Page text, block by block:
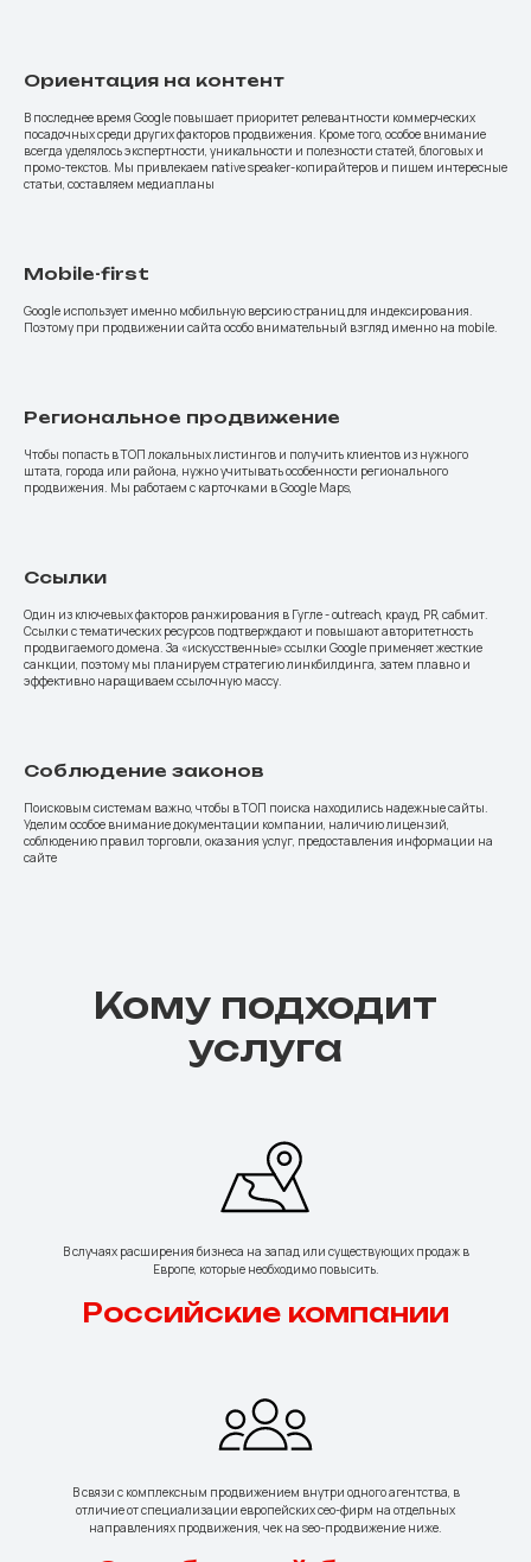
Ориентация на контент
В последнее время Google повышает приоритет релевантности коммерческих
посадочных среди других факторов продвижения. Кроме того, особое внимание
всегда уделялось экспертности, уникальности и полезности статей, блоговых и
промо-текстов. Мы привлекаем native speaker-копирайтеров и пишем интересные
статьи, составляем медиапланы
Mobile-first
Google использует именно мобильную версию страниц для индексирования.
Поэтому при продвижении сайта особо внимательный взгляд именно на mobile.
Региональное продвижение
Чтобы попасть в ТОП локальных листингов и получить клиентов из нужного
штата, города или района, нужно учитывать особенности регионального
продвижения. Мы работаем с карточками в Google Maps,
Ссылки
Один из ключевых факторов ранжирования в Гугле - outreach, крауд, PR, сабмит.
Ссылки с тематических ресурсов подтверждают и повышают авторитетность
продвигаемого домена. За «искусственные» ссылки Google применяет жесткие
санкции, поэтому мы планируем стратегию линкбилдинга, затем плавно и
эффективно наращиваем ссылочную массу.
Соблюдение законов
Поисковым системам важно, чтобы в ТОП поиска находились надежные сайты.
Уделим особое внимание документации компании, наличию лицензий,
соблюдению правил торговли, оказания услуг, предоставления информации на
сайте
Кому подходит
услуга
В случаях расширения бизнеса на запад или существующих продаж в
Европе, которые необходимо повысить.
Российские компании
В связи с комплексным продвижением внутри одного агентства, в
отличие от специализации европейских сео-фирм на отдельных
направлениях продвижения, чек на seo-продвижение ниже.